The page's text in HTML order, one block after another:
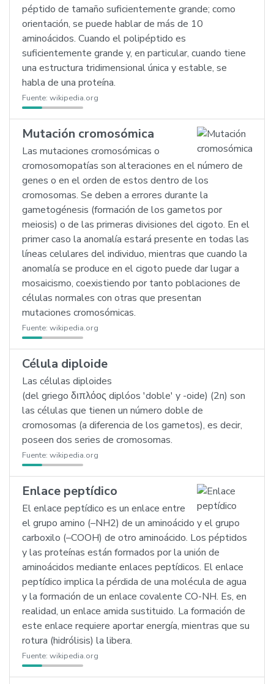
péptido de tamaño suficientemente grande; como
orientación, se puede hablar de más de 10
aminoácidos. Cuando el polipéptido es
suficientemente grande y, en particular, cuando tiene
una estructura tridimensional única y estable, se
habla de una proteína.
Fuente: wikipedia.org
Mutación cromosómica
Las mutaciones cromosómicas o
cromosomopatías son alteraciones en el número de
genes o en el orden de estos dentro de los
cromosomas. Se deben a errores durante la
gametogénesis (formación de los gametos por
meiosis) o de las primeras divisiones del cigoto. En el
primer caso la anomalía estará presente en todas las
líneas celulares del individuo, mientras que cuando la
anomalía se produce en el cigoto puede dar lugar a
mosaicismo, coexistiendo por tanto poblaciones de
células normales con otras que presentan
mutaciones cromosómicas.
Fuente: wikipedia.org
Célula diploide
Las células diploides
(del griego διπλόος diplóos 'doble' y -oide) (2n) son
las células que tienen un número doble de
cromosomas (a diferencia de los gametos), es decir,
poseen dos series de cromosomas.
Fuente: wikipedia.org
Enlace peptídico
El enlace peptídico es un enlace entre
el grupo amino (–NH2) de un aminoácido y el grupo
carboxilo (–COOH) de otro aminoácido. Los péptidos
y las proteínas están formados por la unión de
aminoácidos mediante enlaces peptídicos. El enlace
peptídico implica la pérdida de una molécula de agua
y la formación de un enlace covalente CO-NH. Es, en
realidad, un enlace amida sustituido. La formación de
este enlace requiere aportar energía, mientras que su
rotura (hidrólisis) la libera.
Fuente: wikipedia.org